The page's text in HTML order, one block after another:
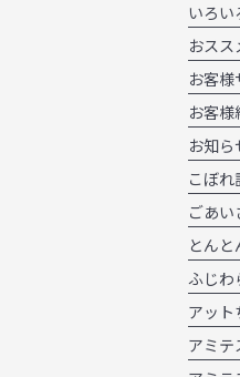
いろい
おスス
お客様
お客様
お知ら
こぼれ
ごあい
とん
ふじわ
アット
アミテ